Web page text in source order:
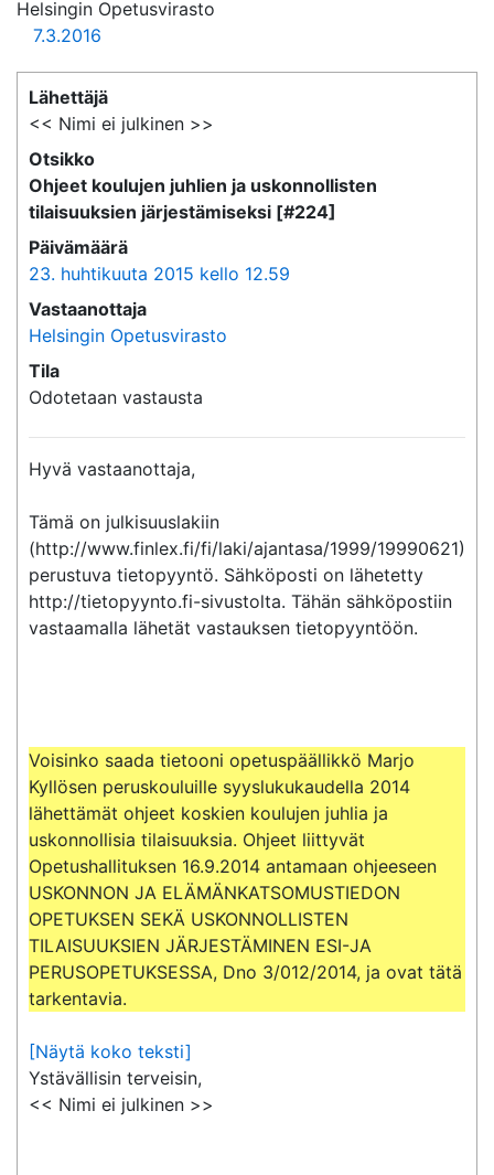
Helsingin Opetusvirasto
7.3.2016
Lähettäjä
<< Nimi ei julkinen >>
Otsikko
Ohjeet koulujen juhlien ja uskonnollisten
tilaisuuksien järjestämiseksi [#224]
Päivämäärä
23. huhtikuuta 2015 kello 12.59
Vastaanottaja
Helsingin Opetusvirasto
Tila
Odotetaan vastausta
Hyvä vastaanottaja,
Tämä on julkisuuslakiin
(http://www.finlex.fi/fi/laki/ajantasa/1999/19990621)
perustuva tietopyyntö. Sähköposti on lähetetty
http://tietopyynto.fi-sivustolta. Tähän sähköpostiin
vastaamalla lähetät vastauksen tietopyyntöön.
Voisinko saada tietooni opetuspäällikkö Marjo
Kyllösen peruskouluille syyslukukaudella 2014
lähettämät ohjeet koskien koulujen juhlia ja
uskonnollisia tilaisuuksia. Ohjeet liittyvät
Opetushallituksen 16.9.2014 antamaan ohjeeseen
USKONNON JA ELÄMÄNKATSOMUSTIEDON
OPETUKSEN SEKÄ USKONNOLLISTEN
TILAISUUKSIEN JÄRJESTÄMINEN ESI-JA
PERUSOPETUKSESSA, Dno 3/012/2014, ja ovat tätä
[Näytä koko teksti]
Ystävällisin terveisin,
<< Nimi ei julkinen >>